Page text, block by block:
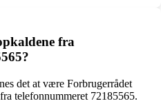
fra
det at være Forbrugerrådet
telefonnummeret 72185565.